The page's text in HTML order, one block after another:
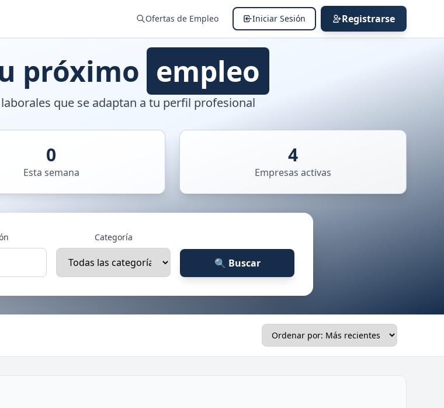
Ofertas de Empleo Iniciar Sesión Registrarse
próximo empleo
que se adaptan a tu perfil profesional
0
Esta semana
4
Empresas activas
Categoría
🔍 Buscar